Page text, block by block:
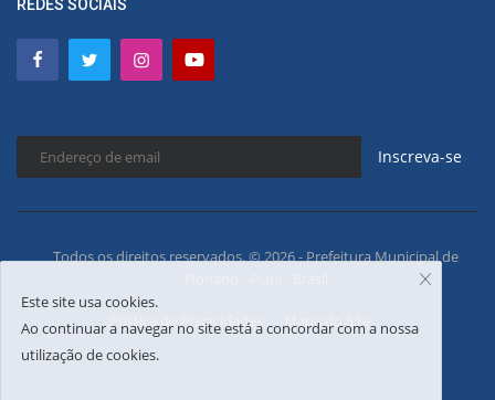
REDES SOCIAIS
Inscreva-se
Todos os direitos reservados. © 2026 - Prefeitura Municipal de
Política de Privacidades Mapa do Site
Este site usa cookies.
Ao continuar a navegar no site está a concordar com a nossa
utilização de cookies.